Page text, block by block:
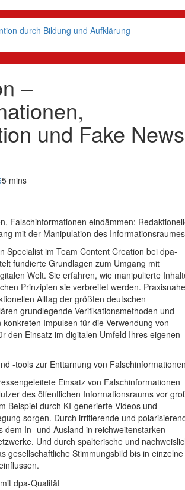
durch Bildung und Aufklärung
–
und Fake News
5 mins
Falschinformationen eindämmen:
mit der Manipulation des
Specialist im Team Content Creation bei dpa-
fundierte Grundlagen zum Umgang mit
Welt. Sie erfahren, wie manipulierte
Prinzipien sie verbreitet werden. Praxisnahe
Alltag der größten deutschen
grundlegende Verifikationsmethoden und -
Impulsen für die Verwendung von
den Einsatz im digitalen Umfeld Ihres eigenen
-tools zur Enttarnung von
Einsatz von Falschinformationen
des öffentlichen Informationsraums vor
Beispiel durch KI-generierte Videos und
sorgen. Durch irritierende und
dem In- und Ausland in reichweitenstarken
Und durch spalterische und
gesellschaftliche Stimmungsbild bis in einzelne
dpa-Qualität